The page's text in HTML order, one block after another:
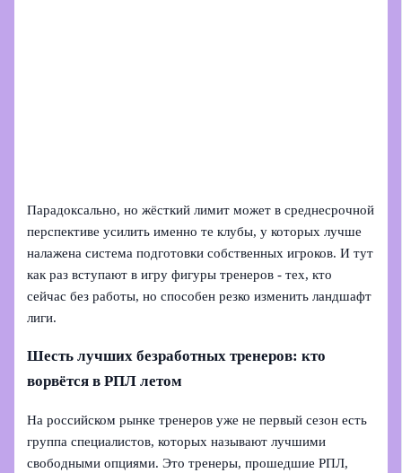
Парадоксально, но жёсткий лимит может в среднесрочной
перспективе усилить именно те клубы, у которых лучше
налажена система подготовки собственных игроков. И тут
как раз вступают в игру фигуры тренеров - тех, кто
сейчас без работы, но способен резко изменить ландшафт
лиги.
Шесть лучших безработных тренеров: кто
ворвётся в РПЛ летом
На российском рынке тренеров уже не первый сезон есть
группа специалистов, которых называют лучшими
свободными опциями. Это тренеры, прошедшие РПЛ,